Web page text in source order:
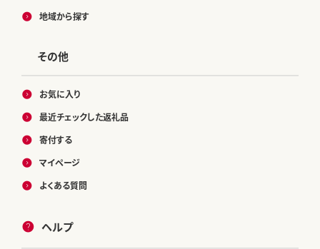
地域から探す
その他
お気に入り
最近チェックした返礼品
寄付する
マイページ
よくある質問
ヘルプ